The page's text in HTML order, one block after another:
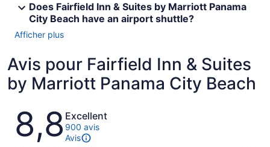
Does Fairfield Inn & Suites by Marriott Panama
City Beach have an airport shuttle?
Afficher plus
Avis pour Fairfield Inn & Suites
by Marriott Panama City Beach
Avis
8,8 Excellent
900 avis
Avis